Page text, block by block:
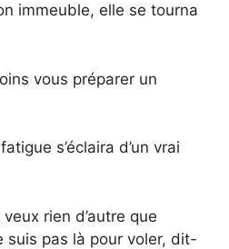
immeuble, elle se tourna
vous préparer un
s’éclaira d’un vrai
rien d’autre que
suis pas là pour voler, dit-